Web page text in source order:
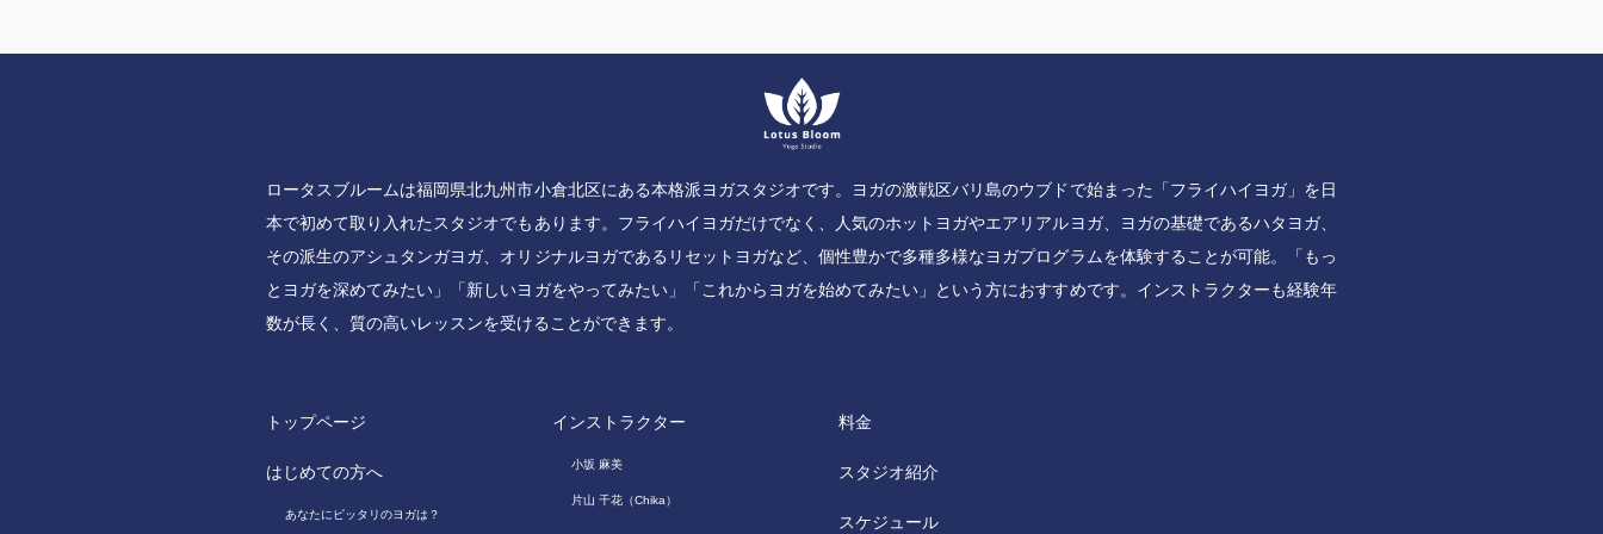
ロータスブルームは福岡県北九州市小倉北区にある本格派ヨガスタジオです。ヨガの激戦区バリ島のウブドで始まった「フライハイヨガ」を日
本で初めて取り入れたスタジオでもあります。フライハイヨガだけでなく、人気のホットヨガやエアリアルヨガ、ヨガの基礎であるハタヨガ、
その派生のアシュタンガヨガ、オリジナルヨガであるリセットヨガなど、個性豊かで多種多様なヨガプログラムを体験することが可能。「もっ
とヨガを深めてみたい」「新しいヨガをやってみたい」「これからヨガを始めてみたい」という方におすすめです。インストラクターも経験年
数が長く、質の高いレッスンを受けることができます。
トップページ
はじめての方へ
あなたにピッタリのヨガは？
インストラクター
小坂 麻美
片山 千花（Chika）
料金
スタジオ紹介
スケジュール